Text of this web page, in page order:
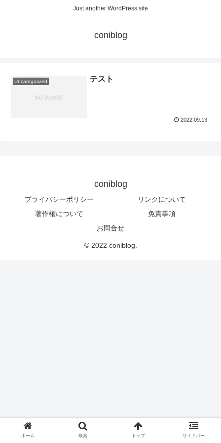
Just another WordPress site
coniblog
Uncategorized テスト
2022.09.13
coniblog
プライバシーポリシー
リンクについて
著作権について
免責事項
お問合せ
© 2022 coniblog.
ホーム 検索 トップ サイドバー